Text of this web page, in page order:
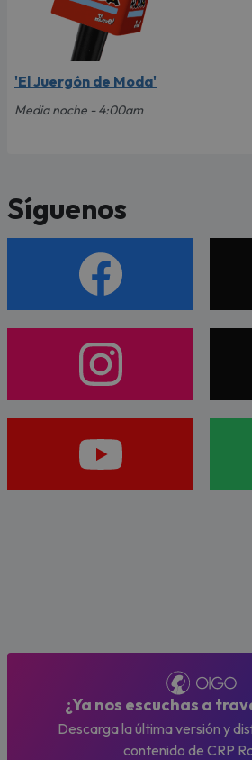
'El Juergón de Moda'
Media noche - 4:00am
Síguenos
¿Ya nos escuchas a
Descarga la última versión y
contenido de CRP